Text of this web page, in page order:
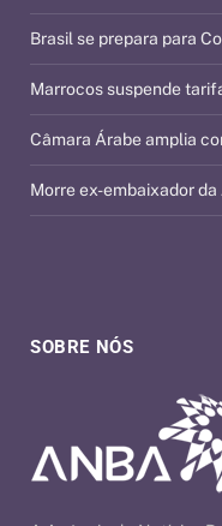
SOBRE NÓS
Brasil se prepara para
Marrocos suspende
Câmara Árabe amplia
Morre ex-embaixador da